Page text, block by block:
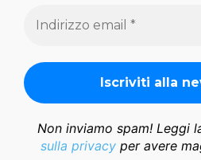
Non inviamo spam! Leggi
sulla privacyper avere